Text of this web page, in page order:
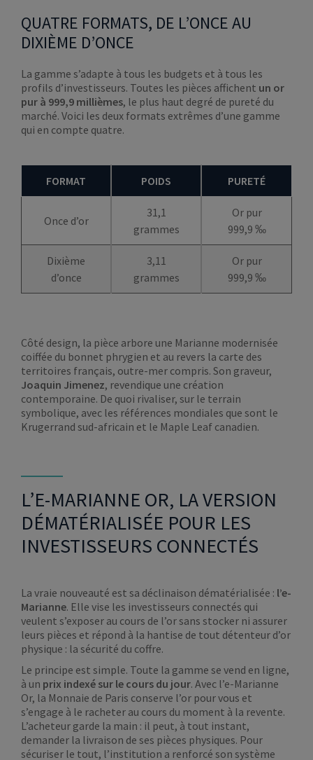
QUATRE FORMATS, DE L’ONCE AU
DIXIÈME D’ONCE
La gamme s’adapte à tous les budgets et à tous les
profils d’investisseurs. Toutes les pièces affichent un or
pur à 999,9 millièmes, le plus haut degré de pureté du
marché. Voici les deux formats extrêmes d’une gamme
qui en compte quatre.
FORMAT POIDS PURETÉ
Once d’or
31,1
grammes
Or pur
999,9 ‰
Dixième
d’once
3,11
grammes
Or pur
999,9 ‰
Côté design, la pièce arbore une Marianne modernisée
coiffée du bonnet phrygien et au revers la carte des
territoires français, outre-mer compris. Son graveur,
Joaquin Jimenez, revendique une création
contemporaine. De quoi rivaliser, sur le terrain
symbolique, avec les références mondiales que sont le
Krugerrand sud-africain et le Maple Leaf canadien.
L’E-MARIANNE OR, LA VERSION
DÉMATÉRIALISÉE POUR LES
INVESTISSEURS CONNECTÉS
La vraie nouveauté est sa déclinaison dématérialisée : l’e-
Marianne. Elle vise les investisseurs connectés qui
veulent s’exposer au cours de l’or sans stocker ni assurer
leurs pièces et répond à la hantise de tout détenteur d’or
physique : la sécurité du coffre.
Le principe est simple. Toute la gamme se vend en ligne,
à un prix indexé sur le cours du jour. Avec l’e-Marianne
Or, la Monnaie de Paris conserve l’or pour vous et
s’engage à le racheter au cours du moment à la revente.
L’acheteur garde la main : il peut, à tout instant,
demander la livraison de ses pièces physiques. Pour
sécuriser le tout, l’institution a renforcé son système